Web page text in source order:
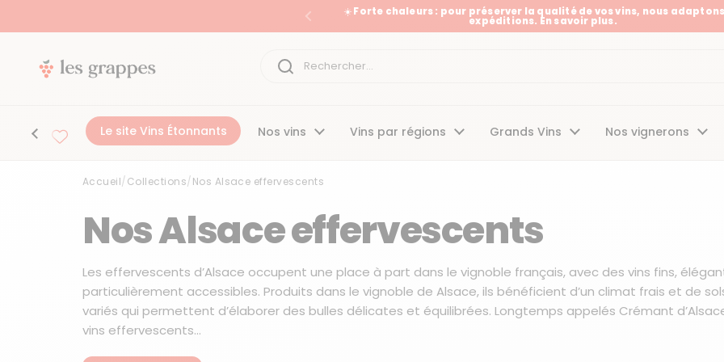
Précédent
☀️ Forte chaleurs : pour préserver la qualité de vos vins, nous
expéditions. En savoir plus.
Le site Vins Étonnants Nos vins Vins par régions Grands Vins Nos vignerons
Accueil Collections Nos Alsace effervescents
Accueil/Collections/Nos Alsace effervescents
Nos Alsace effervescents
Les effervescents d’Alsace occupent une place à part dans le vignoble français, avec des vins fins,
particulièrement accessibles. Produits dans le vignoble de Alsace, ils bénéficient d’un climat frais et de
variés qui permettent d’élaborer des bulles délicates et équilibrées. Longtemps appelés Crémant
vins effervescents...